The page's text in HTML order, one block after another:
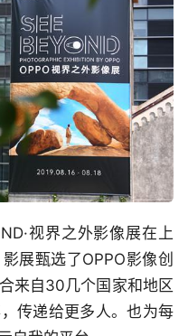
视界之外影像展在上
展甄选了OPPO影像创
来自30几个国家和地区
传递给更多人。也为每